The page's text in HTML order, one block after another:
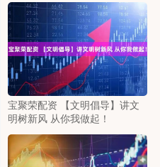
宝聚荣配资 【文明倡导】讲文
明树新风 从你我做起！